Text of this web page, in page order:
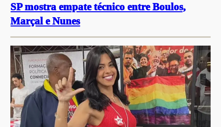
SP mostra empate técnico entre Boulos,
Marçal e Nunes